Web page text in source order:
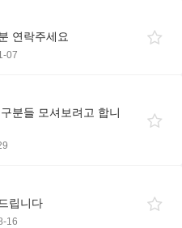
연락주세요
07
분들 모셔보려고 합니
립니다
16